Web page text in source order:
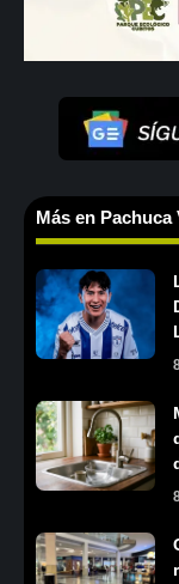
Más en Pachuca